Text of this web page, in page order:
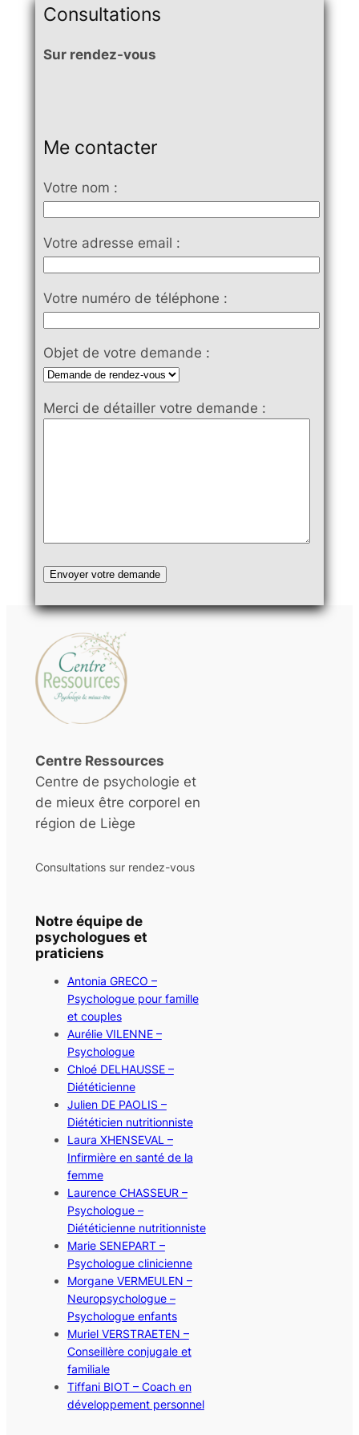
Consultations
Sur rendez-vous
Me contacter
Votre nom :
Votre adresse email :
Votre numéro de téléphone :
Objet de votre demande :
Merci de détailler votre demande :
Centre Ressources
Centre de psychologie et
de mieux être corporel en
région de Liège
Consultations sur rendez-vous
Notre équipe de
psychologues et
praticiens
Antonia GRECO –
Psychologue pour famille
et couples
Aurélie VILENNE –
Psychologue
Chloé DELHAUSSE –
Diététicienne
Julien DE PAOLIS –
Diététicien nutritionniste
Laura XHENSEVAL –
Infirmière en santé de la
femme
Laurence CHASSEUR –
Psychologue –
Diététicienne nutritionniste
Marie SENEPART –
Psychologue clinicienne
Morgane VERMEULEN –
Neuropsychologue –
Psychologue enfants
Muriel VERSTRAETEN –
Conseillère conjugale et
familiale
Tiffani BIOT – Coach en
développement personnel